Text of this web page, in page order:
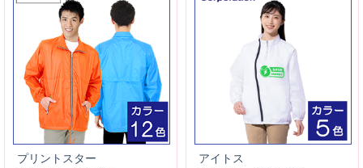
プリントスター
アイトス